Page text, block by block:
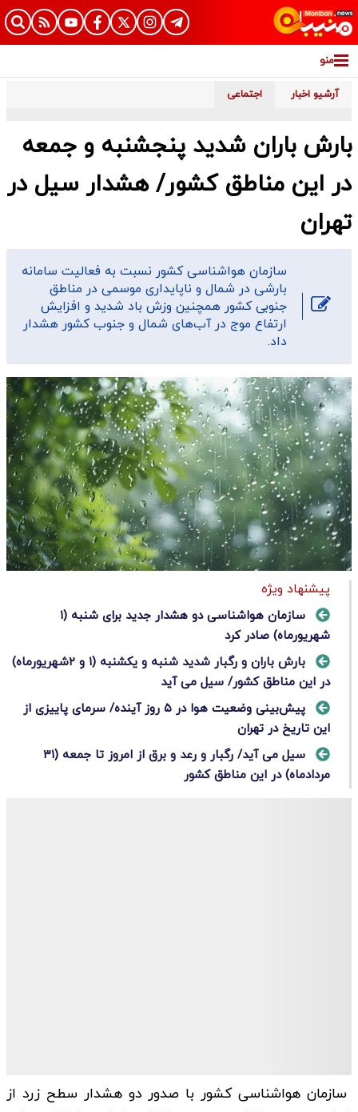
منو
آرشیو اخبار اجتماعی
بارش باران شدید پنجشنبه و جمعه
در این مناطق کشور/ هشدار سیل در
تهران
سازمان هواشناسی کشور نسبت به فعالیت سامانه
بارشی در شمال و ناپایداری موسمی در مناطق
جنوبی کشور همچنین وزش باد شدید و افزایش
ارتفاع موج در آب‌های شمال و جنوب کشور هشدار
داد.
پیشنهاد ویژه
سازمان هواشناسی دو هشدار جدید برای شنبه (۱
شهریورماه) صادر کرد
بارش باران و رگبار شدید شنبه و یکشنبه (۱ و ۲شهریورماه)
در این مناطق کشور/ سیل می آید
پیش‌بینی وضعیت هوا در ٥ روز آینده/ سرمای پاییزی از
این تاریخ در تهران
سیل می آید/ رگبار و رعد و برق از امروز تا جمعه (۳۱
مردادماه) در این مناطق کشور
سازمان هواشناسی کشور با صدور دو هشدار سطح زرد از